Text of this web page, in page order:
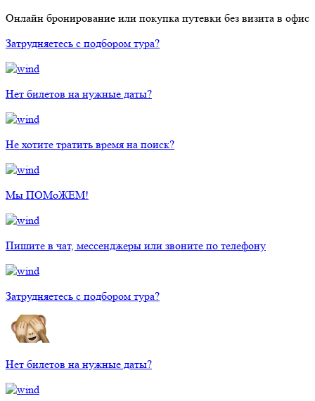
Онлайн бронирование или покупка путевки без визита в офис
Затрудняетесь с подбором тура?
Нет билетов на нужные даты?
Не хотите тратить время на поиск?
Мы ПОМоЖЕМ!
Пишите в чат, мессенджеры или звоните по телефону
Затрудняетесь с подбором тура?
Нет билетов на нужные даты?